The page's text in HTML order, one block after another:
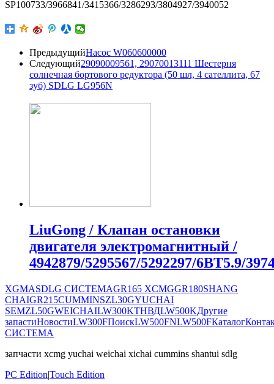
SP100733/3966841/3415366/3286293/3804927/3940052
ПредыдущийНасос W060600000
Следующий29090009561, 29070013111 Шестерня
солнечная бортового редуктора (50 шл, 4 сателлита, 67
зуб) SDLG LG956N
LiuGong / Клапан остановки
двигателя электромагнитный /
4942879/5295567/5292297/6ВТ5.9/
XGMASDLG СИСТЕМАGR165 XCMGGR180SHANG
CHAIGR215CUMMINSZL30GYUCHAI
SEMZL50GWEICHAILW300KТНВДLW500KДругие
запастиНовостиLW300FПоискLW500FNLW500FКаталог
СИСТЕМА
запчасти xcmg yuchai weichai xichai cummins shantui sdlg
PC Edition|Touch Edition